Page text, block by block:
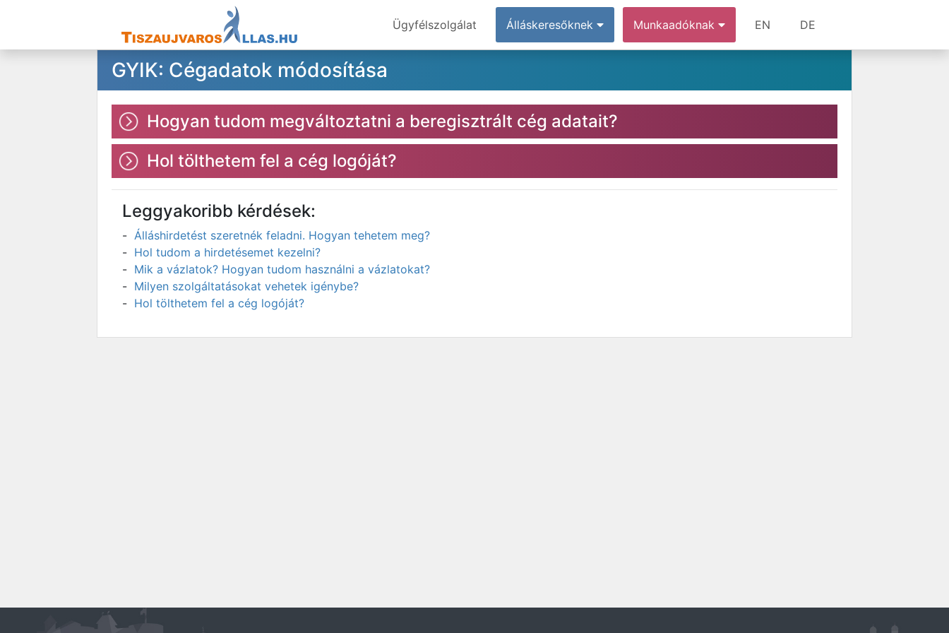
Ügyfélszolgálat Álláskeresőknek Munkaadóknak EN DE
GYIK: Cégadatok módosítása
Hogyan tudom megváltoztatni a beregisztrált cég adatait?
Hol tölthetem fel a cég logóját?
Leggyakoribb kérdések:
Álláshirdetést szeretnék feladni. Hogyan tehetem meg?
Hol tudom a hirdetésemet kezelni?
Mik a vázlatok? Hogyan tudom használni a vázlatokat?
Milyen szolgáltatásokat vehetek igénybe?
Hol tölthetem fel a cég logóját?